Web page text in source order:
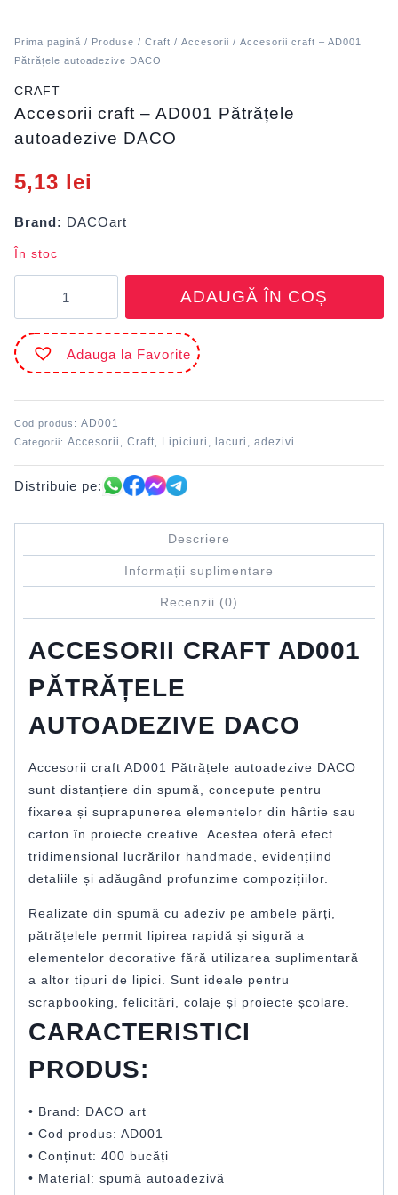
Prima pagină / Produse / Craft / Accesorii / Accesorii craft – AD001
Pătrățele autoadezive DACO
CRAFT
Accesorii craft – AD001 Pătrățele
autoadezive DACO
5,13 lei
Brand: DACOart
În stoc
Accesorii
craft
-
AD001
Pătrățele
ADAUGĂ ÎN COȘ
Adauga la Favorite
Cod produs: AD001
Categorii: Accesorii , Craft, Lipiciuri, lacuri, adezivi
Distribuie pe:
Descriere
Informații suplimentare
Recenzii (0)
ACCESORII CRAFT AD001
PĂTRĂȚELE
AUTOADEZIVE DACO
Accesorii craft AD001 Pătrățele autoadezive DACO
sunt distanțiere din spumă, concepute pentru
fixarea și suprapunerea elementelor din hârtie sau
carton în proiecte creative. Acestea oferă efect
tridimensional lucrărilor handmade, evidențiind
detaliile și adăugând profunzime compozițiilor.
Realizate din spumă cu adeziv pe ambele părți,
pătrățelele permit lipirea rapidă și sigură a
elementelor decorative fără utilizarea suplimentară
a altor tipuri de lipici. Sunt ideale pentru
scrapbooking, felicitări, colaje și proiecte școlare.
CARACTERISTICI
PRODUS:
• Brand: DACO art
• Cod produs: AD001
• Conținut: 400 bucăți
• Material: spumă autoadezivă